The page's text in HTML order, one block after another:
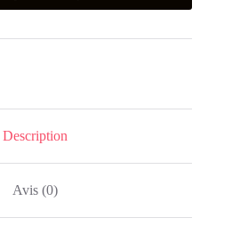
Description
Avis (0)